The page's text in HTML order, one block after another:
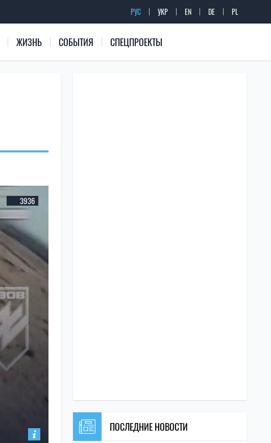
РУС УКР EN DE PL
ЖИЗНЬ СОБЫТИЯ СПЕЦПРОЕКТЫ
3936
ПОСЛЕДНИЕ НОВОСТИ